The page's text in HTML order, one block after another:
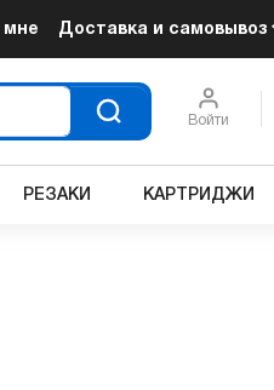
мне Доставка и самовывоз
Войти
РЕЗАКИ КАРТРИДЖИ